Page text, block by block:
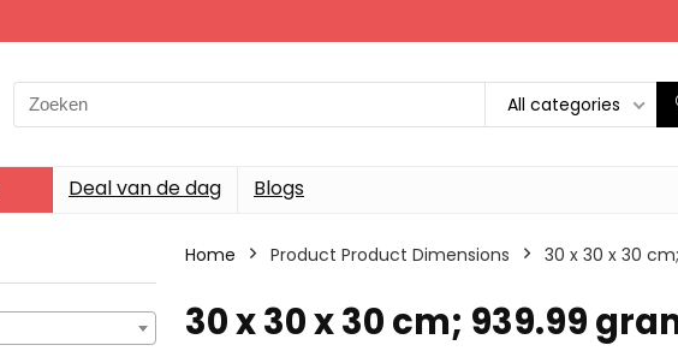
Search
for:
All categories
Deal van de dag Blogs
Home Product Product Dimensions ‎30 x 30 x 30
‎30 x 30 x 30 cm; 939.99